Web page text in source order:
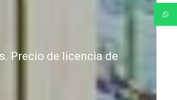
Precio de licencia de